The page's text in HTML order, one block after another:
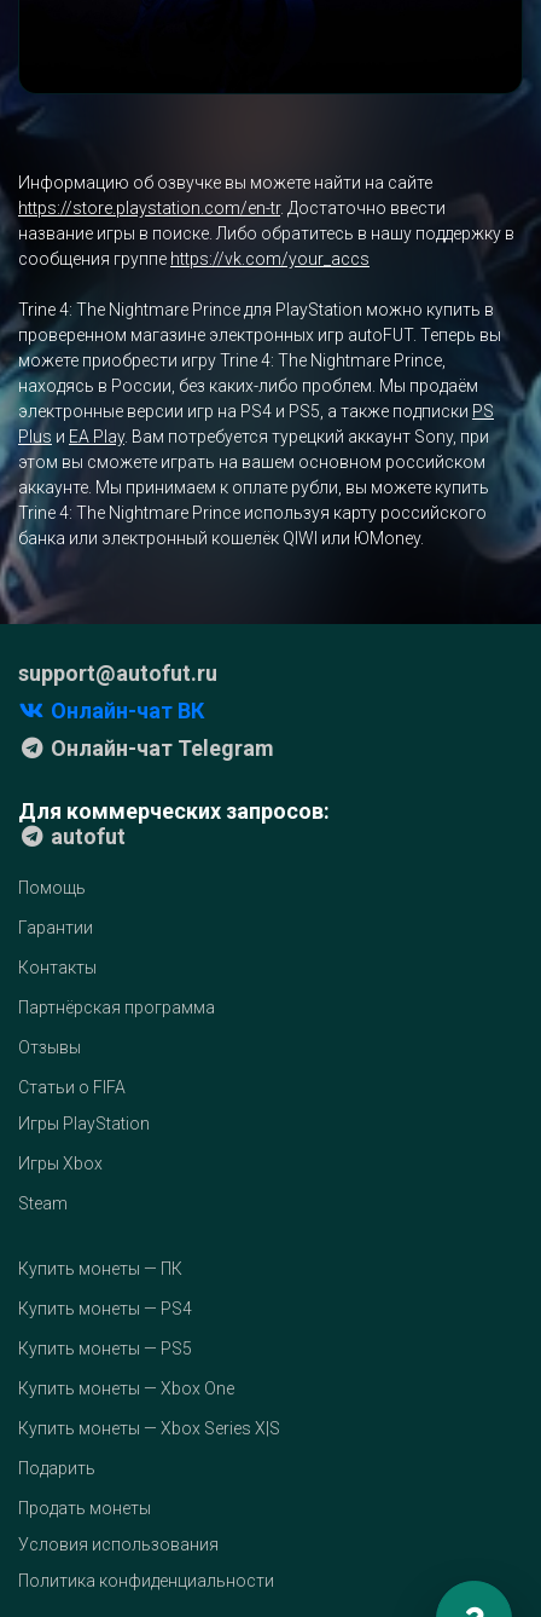
Информацию об озвучке вы можете найти на сайте
https://store.playstation.com/en-tr. Достаточно ввести
название игры в поиске. Либо обратитесь в нашу поддержку в
сообщения группе https://vk.com/your_accs
Trine 4: The Nightmare Prince для PlayStation можно купить в
проверенном магазине электронных игр autoFUT. Теперь вы
можете приобрести игру Trine 4: The Nightmare Prince,
находясь в России, без каких-либо проблем. Мы продаём
электронные версии игр на PS4 и PS5, а также подписки PS
Plus и EA Play. Вам потребуется турецкий аккаунт Sony, при
этом вы сможете играть на вашем основном российском
аккаунте. Мы принимаем к оплате рубли, вы можете купить
Trine 4: The Nightmare Prince используя карту российского
банка или электронный кошелёк QIWI или ЮMoney.
support@autofut.ru
Онлайн-чат ВК
Онлайн-чат Telegram
Для коммерческих запросов:
autofut
Помощь
Гарантии
Контакты
Партнёрская программа
Отзывы
Статьи о FIFA
Игры PlayStation
Игры Xbox
Steam
Купить монеты — ПК
Купить монеты — PS4
Купить монеты — PS5
Купить монеты — Xbox One
Купить монеты — Xbox Series X|S
Подарить
Продать монеты
Условия использования
Политика конфиденциальности